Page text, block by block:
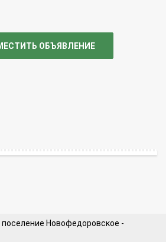
ОБЪЯВЛЕНИЕ
Новофедоровское -